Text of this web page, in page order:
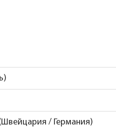
/ Германия)